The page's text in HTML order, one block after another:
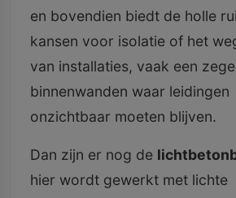
en bovendien biedt de holle
kansen voor isolatie of het
van installaties, vaak een
binnenwanden waar leidingen
onzichtbaar moeten blijven.
Dan zijn er nog de
hier wordt gewerkt met lichte